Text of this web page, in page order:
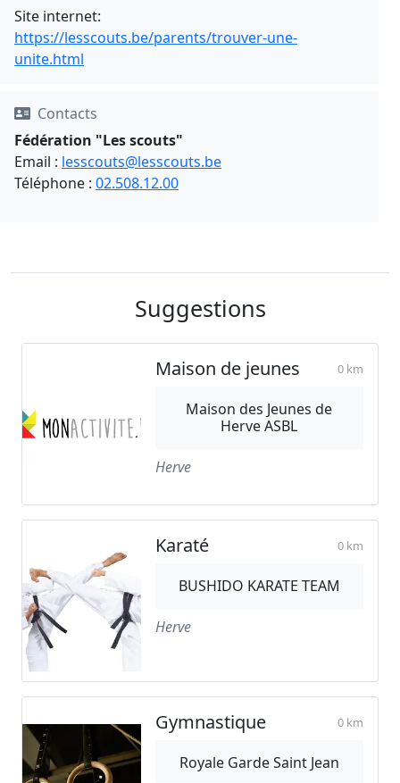
Site internet:
https://lesscouts.be/parents/trouver-une-
unite.html
Contacts
Fédération "Les scouts"
Email : lesscouts@lesscouts.be
Téléphone : 02.508.12.00
Suggestions
Maison de jeunes 0 km
Maison des Jeunes de
Herve ASBL
Herve
Karaté 0 km
BUSHIDO KARATE TEAM
Herve
Gymnastique 0 km
Royale Garde Saint Jean